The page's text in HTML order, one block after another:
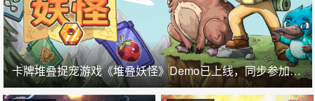
卡牌堆叠捉宠游戏《堆叠妖怪》Demo已上线，同步参加Steam新品节与核聚变·深圳站